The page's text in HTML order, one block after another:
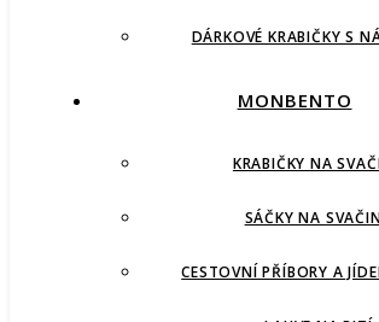
DÁRKOVÉ KRABIČKY S
MONBENTO
KRABIČKY NA
SÁČKY NA
CESTOVNÍ PŘÍBORY A